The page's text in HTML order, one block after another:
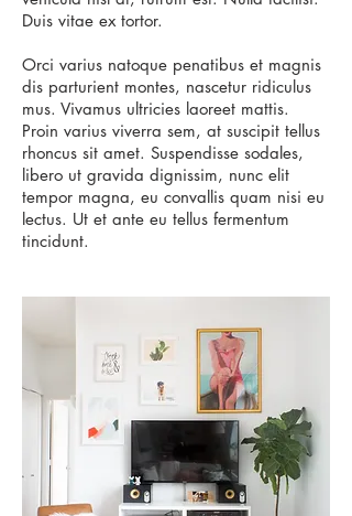
Duis vitae ex tortor.
Orci varius natoque penatibus et magnis
dis parturient montes, nascetur ridiculus
mus. Vivamus ultricies laoreet mattis.
Proin varius viverra sem, at suscipit tellus
rhoncus sit amet. Suspendisse sodales,
libero ut gravida dignissim, nunc elit
tempor magna, eu convallis quam nisi eu
lectus. Ut et ante eu tellus fermentum
tincidunt.